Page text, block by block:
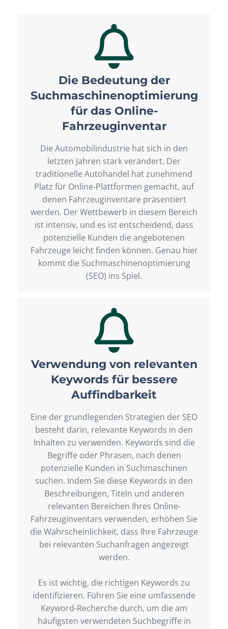
Die Bedeutung der
Suchmaschinenoptimierung
für das Online-
Fahrzeuginventar
Die Automobilindustrie hat sich in den
letzten Jahren stark verändert. Der
traditionelle Autohandel hat zunehmend
Platz für Online-Plattformen gemacht, auf
denen Fahrzeuginventare präsentiert
werden. Der Wettbewerb in diesem Bereich
ist intensiv, und es ist entscheidend, dass
potenzielle Kunden die angebotenen
Fahrzeuge leicht finden können. Genau hier
kommt die Suchmaschinenoptimierung
(SEO) ins Spiel.
Verwendung von relevanten
Keywords für bessere
Auffindbarkeit
Eine der grundlegenden Strategien der SEO
besteht darin, relevante Keywords in den
Inhalten zu verwenden. Keywords sind die
Begriffe oder Phrasen, nach denen
potenzielle Kunden in Suchmaschinen
suchen. Indem Sie diese Keywords in den
Beschreibungen, Titeln und anderen
relevanten Bereichen Ihres Online-
Fahrzeuginventars verwenden, erhöhen Sie
die Wahrscheinlichkeit, dass Ihre Fahrzeuge
bei relevanten Suchanfragen angezeigt
werden.
Es ist wichtig, die richtigen Keywords zu
identifizieren. Führen Sie eine umfassende
Keyword-Recherche durch, um die am
häufigsten verwendeten Suchbegriffe in